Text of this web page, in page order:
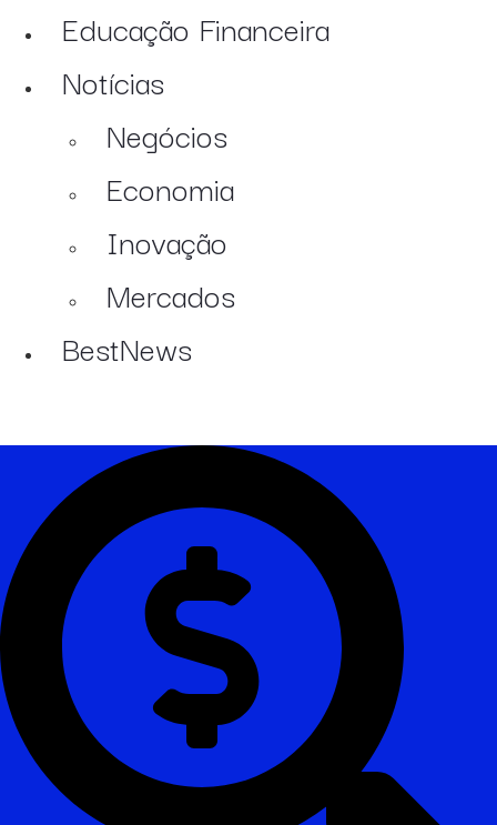
Educação Financeira
Notícias
Negócios
Economia
Inovação
Mercados
BestNews